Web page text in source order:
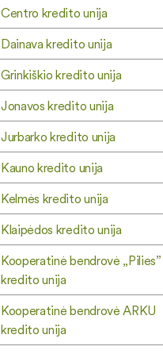
Centro kredito unija
Dainava kredito unija
Grinkiškio kredito unija
Jonavos kredito unija
Jurbarko kredito unija
Kauno kredito unija
Kelmės kredito unija
Klaipėdos kredito unija
Kooperatinė bendrovė „Pilies”
kredito unija
Kooperatinė bendrovė ARKU
kredito unija